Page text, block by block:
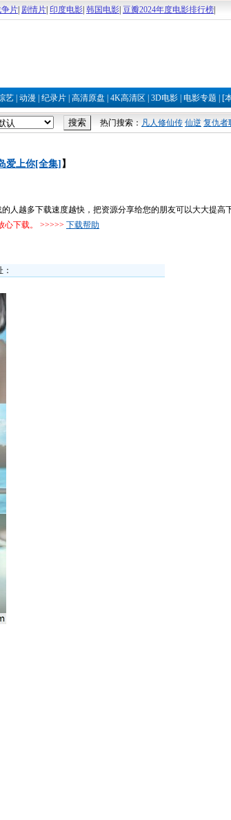
片 剧情片 印度电影 韩国电影 豆瓣2024年度电影排行榜
艺 动漫 纪录片 高清原盘 4K高清区 3D电影 电影专题 [
热门搜索： 凡人修仙传 仙逆 复仇者
爱上你[全集] 】
人越多下载速度越快，把资源分享给您的朋友可以大大提高
心下载。 >>>>> 下载帮助